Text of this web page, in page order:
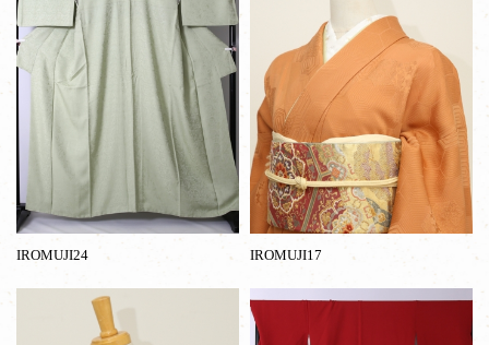
IROMUJI24 IROMUJI17